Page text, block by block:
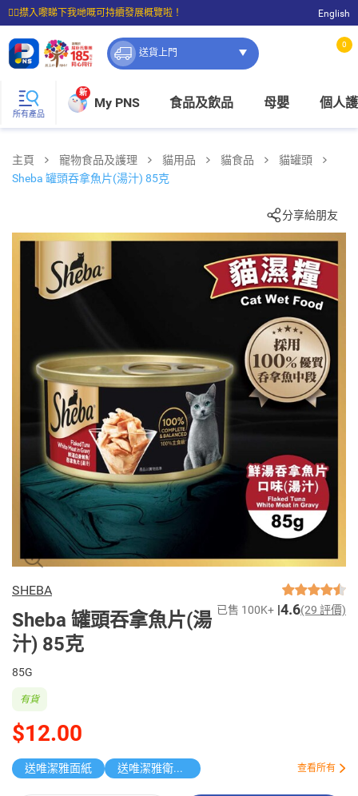
☝🏼㩒入嚟睇下我哋嘅可持續發展概覽啦！
⭐購物滿$399即享免費送貨；滿$100即可免費店取。
English
送貨上門
0
所有產品
新
My PNS 食品及飲品 母嬰 個人
主頁 寵物食品及護理 貓用品 貓食品
貓罐頭
Sheba 罐頭吞拿魚片(湯汁) 85克
分享給朋友
SHEBA
Sheba 罐頭吞拿魚片(湯
汁) 85克
已售 100K+ 4.6(29 評價)
85G
$12.00
有貨
送唯潔雅面紙 送唯潔雅衛生紙原箱 查看所有